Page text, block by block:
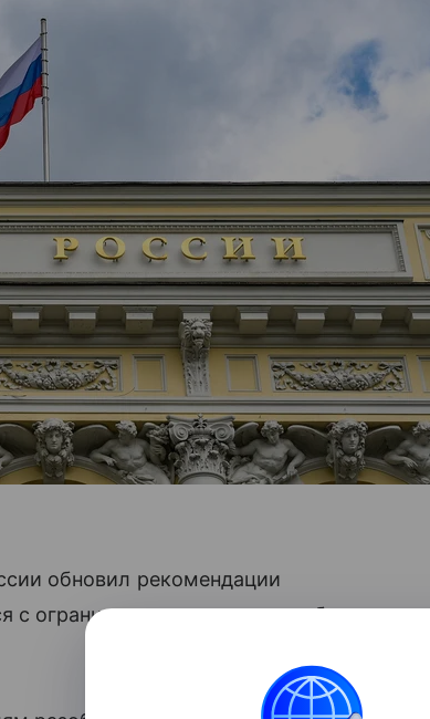
обновил рекомендации
с ограничениями по счетам в банках,